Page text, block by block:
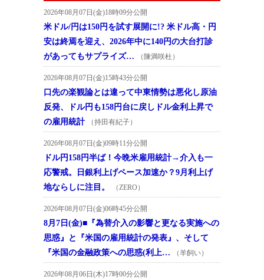
2026年08月07日(金)18時09分公開
米ドル/円は150円を試す展開に!? 米ドル高・円
安は終焉を迎え、2026年中に140円の大台打診
があってもサプライズ…
（陳満咲杜）
2026年08月07日(金)15時43分公開
口先の楽観論とは違って中東情勢は悪化し原油
反発、ドル円も158円台に戻しドル金利上昇で
の雇用統計
（持田有紀子）
2026年08月07日(金)09時11分公開
ドル円158円半ば！今晩米雇用統計→介入も一
応警戒。日銀利上げペース加速か？9月利上げ
地ならしに注目。
（ZERO）
2026年08月07日(金)06時45分公開
8月7日(金)■『為替介入の影響と更なる実施への
思惑』と『米国の雇用統計の発表』、そして
『米国の金融政策への思惑(利上…
（羊飼い）
2026年08月06日(木)17時00分公開